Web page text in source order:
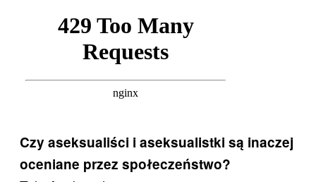
Czy aseksualiści i aseksualistki są inaczej
oceniane przez społeczeństwo?